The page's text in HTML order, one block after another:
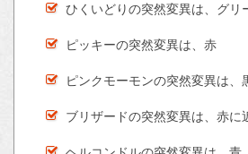
ひくいどりの突然変異は、グリ
ピッキーの突然変異は、赤
ピンクモーモンの突然変異は、
ブリザードの突然変異は、赤に